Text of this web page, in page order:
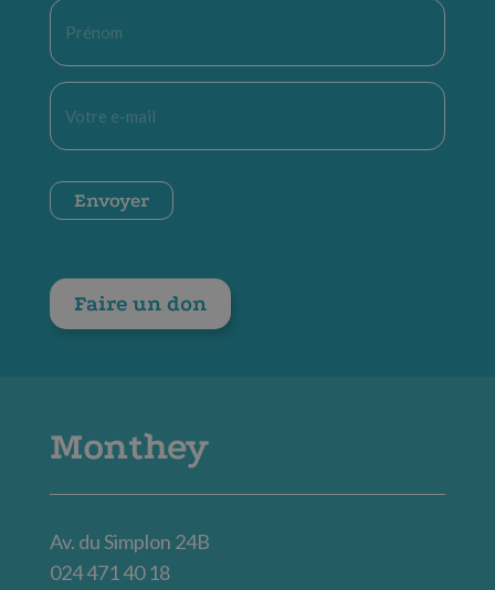
Prénom
E-
mail
CAPTCHA
Envoyer
Faire un don
Monthey
Av. du Simplon 24B
024 471 40 18